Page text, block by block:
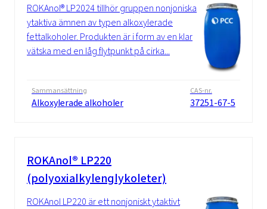
ROKAnol® LP2024 tillhör gruppen nonjoniska
ytaktiva ämnen av typen alkoxylerade
fettalkoholer. Produkten är i form av en klar
vätska med en låg flytpunkt på cirka...
Sammansättning
Alkoxylerade alkoholer
CAS-nr.
37251-67-5
ROKAnol® LP220
(polyoxialkylenglykoleter)
ROKAnol LP220 är ett nonjoniskt ytaktivt